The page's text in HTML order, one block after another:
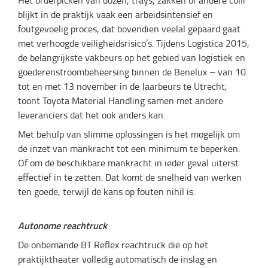
blijkt in de praktijk vaak een arbeidsintensief en
foutgevoelig proces, dat bovendien veelal gepaard gaat
met verhoogde veiligheidsrisico’s. Tijdens Logistica 2015,
de belangrijkste vakbeurs op het gebied van logistiek en
goederenstroombeheersing binnen de Benelux – van 10
tot en met 13 november in de Jaarbeurs te Utrecht,
toont Toyota Material Handling samen met andere
leveranciers dat het ook anders kan.
Met behulp van slimme oplossingen is het mogelijk om
de inzet van mankracht tot een minimum te beperken.
Of om de beschikbare mankracht in ieder geval uiterst
effectief in te zetten. Dat komt de snelheid van werken
ten goede, terwijl de kans op fouten nihil is.
Autonome reachtruck
De onbemande BT Reflex reachtruck die op het
praktijktheater volledig automatisch de inslag en